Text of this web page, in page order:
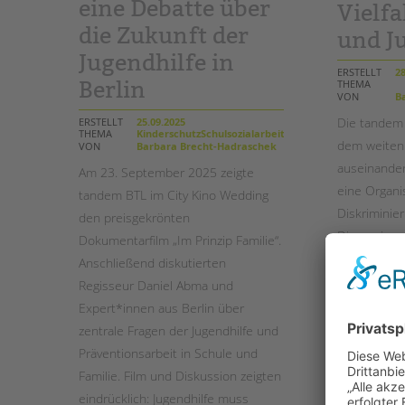
und
ERSTELLT
THEMA
VON
Die
dem
eine
dieses
Vielfalt am
eine Debatte über
die Zukunft der
Jugendhilfe in
Berlin
ERSTELLT
25.09.2025
THEMA
KinderschutzSchulsozialarbeitSozialarbeit
VON
Barbara Brecht-Hadraschek
Am 23. September 2025 zeigte
tandem BTL im City Kino Wedding
den preisgekrönten
Dokumentarfilm „Im Prinzip Familie“.
Anschließend diskutierten
Regisseur Daniel Abma und
Expert*innen aus Berlin über
zentrale Fragen der Jugendhilfe und
Präventionsarbeit in Schule und
Familie. Film und Diskussion zeigten
eindrücklich: Jugendhilfe muss